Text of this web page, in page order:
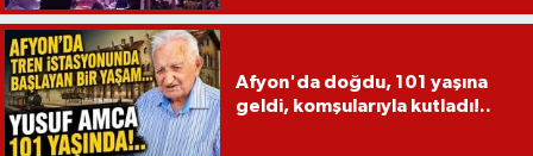
Afyon'da doğdu, 101 yaşına
geldi, komşularıyla kutladı!..